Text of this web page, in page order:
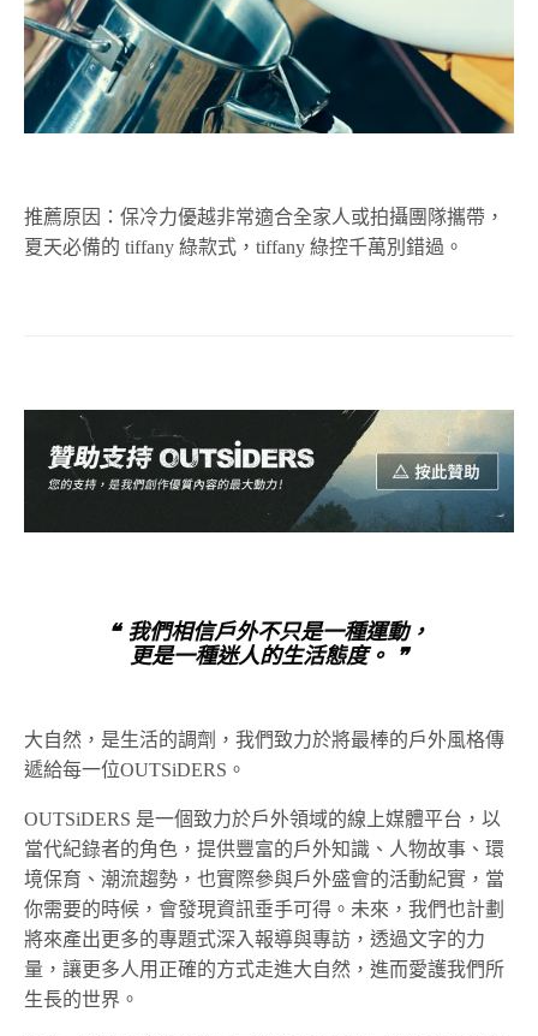
推薦原因：保冷力優越非常適合全家人或拍攝團隊攜帶，
夏天必備的 tiffany 綠款式，tiffany 綠控千萬別錯過。
❝ 我們相信戶外不只是一種運動，
更是一種迷人的生活態度。 ❞
大自然，是生活的調劑，我們致力於將最棒的戶外風格傳
遞給每一位OUTSiDERS。
OUTSiDERS 是一個致力於戶外領域的線上媒體平台，以
當代紀錄者的角色，提供豐富的戶外知識、人物故事、環
境保育、潮流趨勢，也實際參與戶外盛會的活動紀實，當
你需要的時候，會發現資訊垂手可得。未來，我們也計劃
將來產出更多的專題式深入報導與專訪，透過文字的力
量，讓更多人用正確的方式走進大自然，進而愛護我們所
生長的世界。